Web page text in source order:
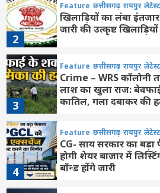
2
Feature छत्तीसगढ़ रायपुर लेटेस्ट
खिलाड़ियों का लंबा
जारी की उत्कृष्ट
3
Feature छत्तीसगढ़ रायपुर लेटेस्ट
Crime – WRS कॉलोनी
लाश का खुला राज:
कातिल, गला दबाकर की
4
Feature छत्तीसगढ़ रायपुर लेटेस्ट
CG- साय सरकार का
होगी शेयर बाजार में
बॉन्ड होंगे जारी